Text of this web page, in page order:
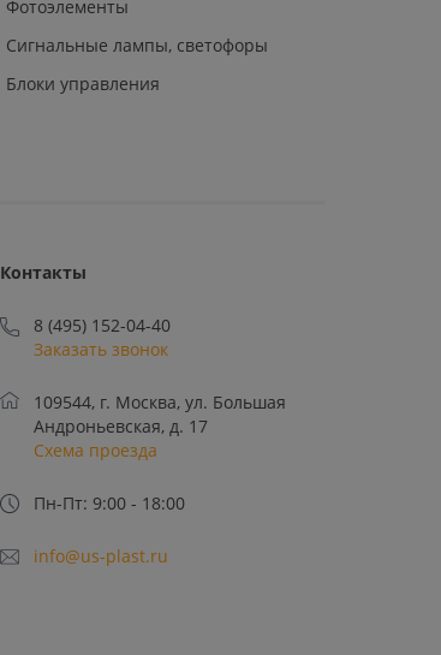
Фотоэлементы
Сигнальные лампы, светофоры
Блоки управления
Контакты
8 (495) 152-04-40
Заказать звонок
109544, г. Москва, ул. Большая
Андроньевская, д. 17
Схема проезда
Пн-Пт: 9:00 - 18:00
info@us-plast.ru